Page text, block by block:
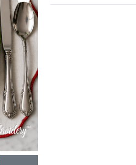
Dans le panier